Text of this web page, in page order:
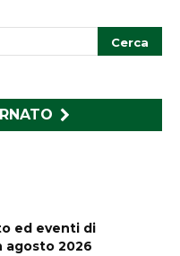
ed eventi di
agosto 2026